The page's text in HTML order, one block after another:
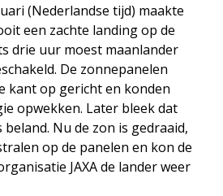
(Nederlandse tijd) maakte
een zachte landing op de
drie uur moest maanlander
De zonnepanelen
kant op gericht en konden
opwekken. Later bleek dat
beland. Nu de zon is gedraaid,
op de panelen en kon de
JAXA de lander weer